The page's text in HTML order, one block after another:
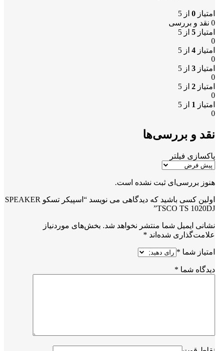
امتیاز 0 از 5
0 نقد و بررسی
امتیاز 5 از 5
0
امتیاز 4 از 5
0
امتیاز 3 از 5
0
امتیاز 2 از 5
0
امتیاز 1 از 5
0
نقد و بررسی‌ها
پاکسازی فیلتر
هنوز بررسی‌ای ثبت نشده است.
اولین کسی باشید که دیدگاهی می نویسد “اسپیکر تسکو SPEAKER
TSCO TS 1020DJ”
نشانی ایمیل شما منتشر نخواهد شد. بخش‌های موردنیاز
علامت‌گذاری شده‌اند *
امتیاز شما *
دیدگاه شما *